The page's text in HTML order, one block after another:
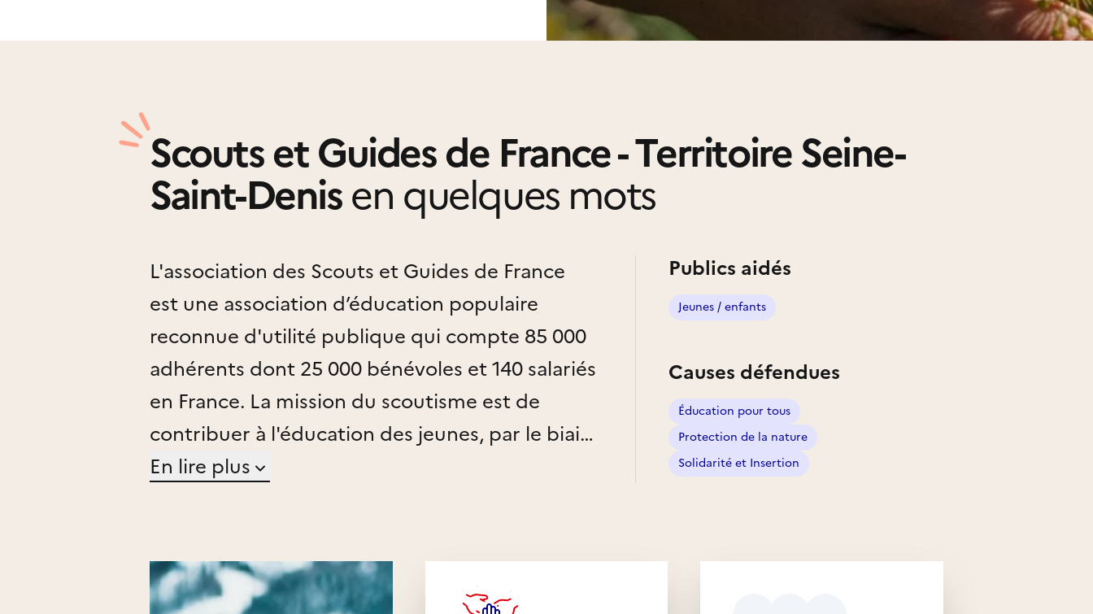
Scouts et Guides de France - Territoire Seine-
Saint-Denisen quelques mots
L'association des Scouts et Guides de France
est une association d’éducation populaire
reconnue d'utilité publique qui compte 85 000
adhérents dont 25 000 bénévoles et 140 salariés
en France. La mission du scoutisme est de
contribuer à l'éducation des jeunes, par le biais
d'un système de valeurs basé sur la promesse
joue un rôle constructif dans la société.
Aujourd'hui, l’association des Scouts et Guides
En lire plus
Publics aidés
Jeunes / enfants
Causes défendues
Éducation pour tous
Protection de la nature
Solidarité et Insertion